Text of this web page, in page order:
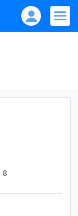
8